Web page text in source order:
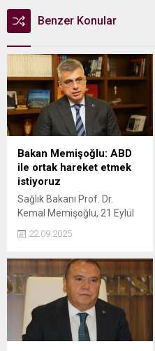
Benzer Konular
Bakan Memişoğlu: ABD
ile ortak hareket etmek
istiyoruz
Sağlık Bakanı Prof. Dr.
Kemal Memişoğlu, 21 Eylül
York’ta MÜSİAD tarafından,
düzenlenen resepsiyonda
konuşma yaptı.
22.09.2025